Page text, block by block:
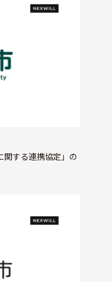
関する連携協定」の